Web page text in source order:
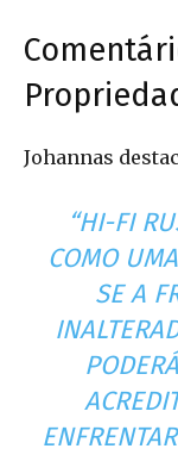
Johannas
“HI-FI
COMO
SE A